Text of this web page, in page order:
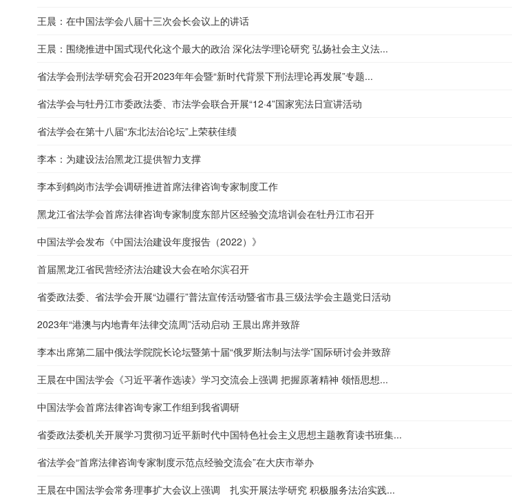
王晨：在中国法学会八届十三次会长会议上的讲话
王晨：围绕推进中国式现代化这个最大的政治 深化法学理论研究 弘扬社会主义法...
省法学会刑法学研究会召开2023年年会暨“新时代背景下刑法理论再发展”专题...
省法学会与牡丹江市委政法委、市法学会联合开展“12·4”国家宪法日宣讲活动
省法学会在第十八届“东北法治论坛”上荣获佳绩
李本：为建设法治黑龙江提供智力支撑
李本到鹤岗市法学会调研推进首席法律咨询专家制度工作
黑龙江省法学会首席法律咨询专家制度东部片区经验交流培训会在牡丹江市召开
中国法学会发布《中国法治建设年度报告（2022）》
首届黑龙江省民营经济法治建设大会在哈尔滨召开
省委政法委、省法学会开展“边疆行”普法宣传活动暨省市县三级法学会主题党日活动
2023年“港澳与内地青年法律交流周”活动启动 王晨出席并致辞
李本出席第二届中俄法学院院长论坛暨第十届“俄罗斯法制与法学”国际研讨会并致辞
王晨在中国法学会《习近平著作选读》学习交流会上强调 把握原著精神 领悟思想...
中国法学会首席法律咨询专家工作组到我省调研
省委政法委机关开展学习贯彻习近平新时代中国特色社会主义思想主题教育读书班集...
省法学会“首席法律咨询专家制度示范点经验交流会”在大庆市举办
王晨在中国法学会常务理事扩大会议上强调 扎实开展法学研究 积极服务法治实践...